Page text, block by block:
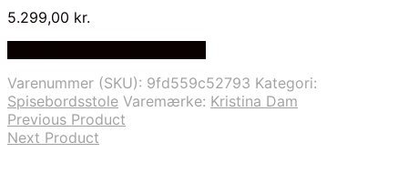
5.299,00 kr.
Varenummer (SKU): 9fd559c52793 Kategori:
Spisebordsstole Varemærke: Kristina Dam
Previous Product
Next Product